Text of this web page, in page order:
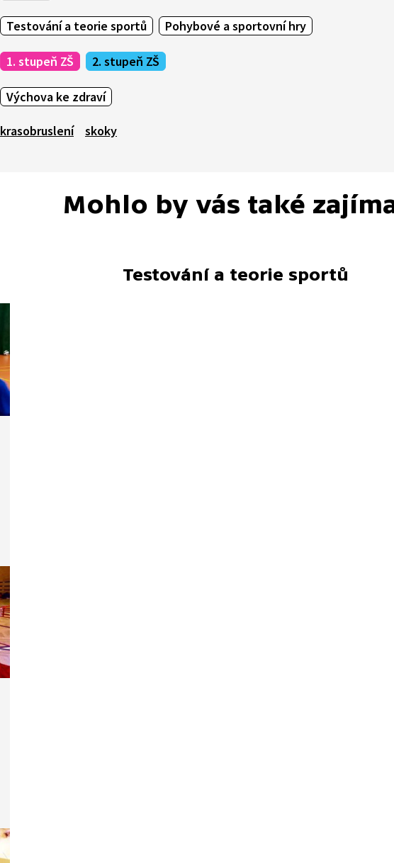
Testování a teorie sportů Pohybové a sportovní hry
1. stupeň ZŠ 2. stupeň ZŠ
Výchova ke zdraví
krasobruslení skoky
Mohlo by vás také
Testování a teorie sportů